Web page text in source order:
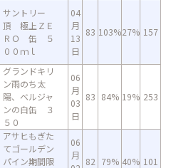
サントリー
頂 極上ＺＥ
ＲＯ 缶 ５
００ｍｌ
04
月
13
日
83 103%27% 157
グランドキリ
ン雨のち太
陽、ベルジャ
ンの白缶 ３
５０
06
月
03
日
83 84% 19% 253
アサヒもぎた
てゴールデン
パイン期間限
06
月
82 79% 40% 101